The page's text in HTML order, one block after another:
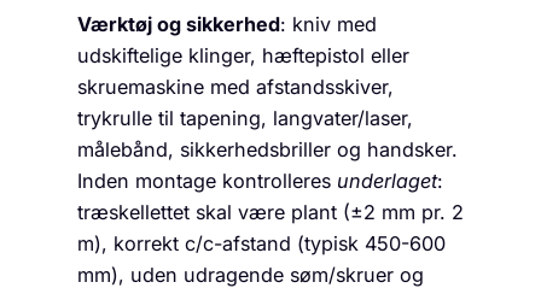
Værktøj og sikkerhed: kniv med
udskiftelige klinger, hæftepistol eller
skruemaskine med afstandsskiver,
trykrulle til tapening, langvater/laser,
målebånd, sikkerhedsbriller og handsker.
Inden montage kontrolleres underlaget:
træskellettet skal være plant (±2 mm pr. 2
m), korrekt c/c-afstand (typisk 450-600
mm), uden udragende søm/skruer og